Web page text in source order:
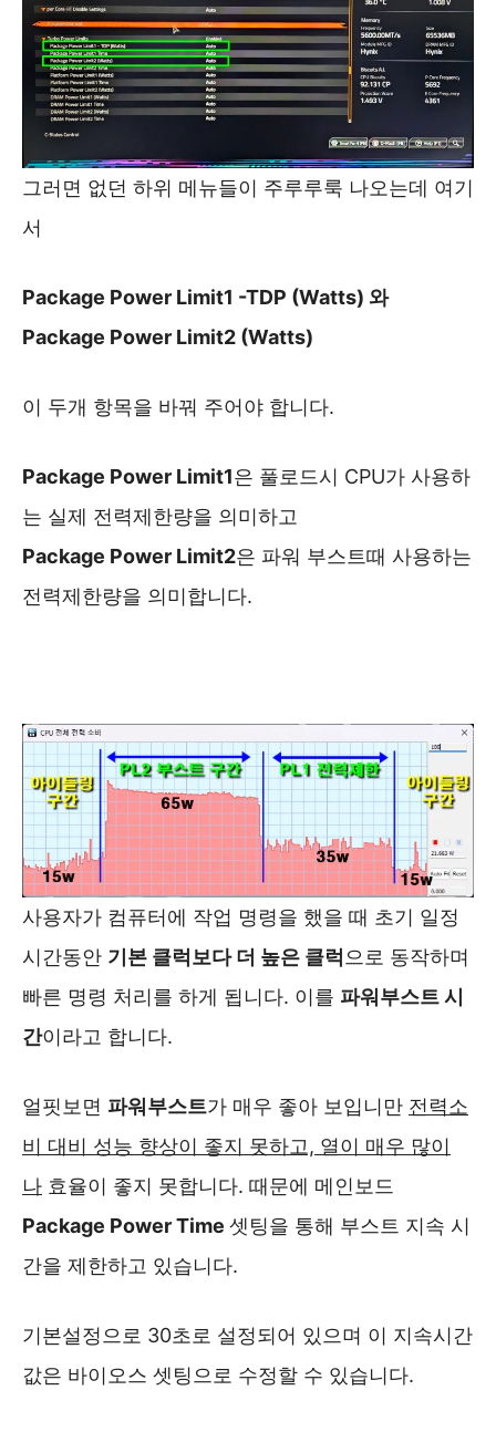
그러면 없던 하위 메뉴들이 주루루룩 나오는데 여기
서
Package Power Limit1 -TDP (Watts) 와
Package Power Limit2 (Watts)
이 두개 항목을 바꿔 주어야 합니다.
Package Power Limit1은 풀로드시 CPU가 사용하
는 실제 전력제한량을 의미하고
Package Power Limit2은 파워 부스트때 사용하는
전력제한량을 의미합니다.
사용자가 컴퓨터에 작업 명령을 했을 때 초기 일정
시간동안 기본 클럭보다 더 높은 클럭 으로 동작하며
빠른 명령 처리를 하게 됩니다. 이를 파워부스트 시
간이라고 합니다.
얼핏보면 파워부스트가 매우 좋아 보입니만 전력소
비 대비 성능 향상이 좋지 못하고, 열이 매우 많이
나 효율이 좋지 못합니다. 때문에 메인보드
Package Power Time 셋팅을 통해 부스트 지속 시
간을 제한하고 있습니다.
기본설정으로 30초로 설정되어 있으며 이 지속시간
값은 바이오스 셋팅으로 수정할 수 있습니다.